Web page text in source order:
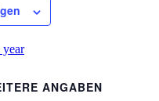
ANGABEN